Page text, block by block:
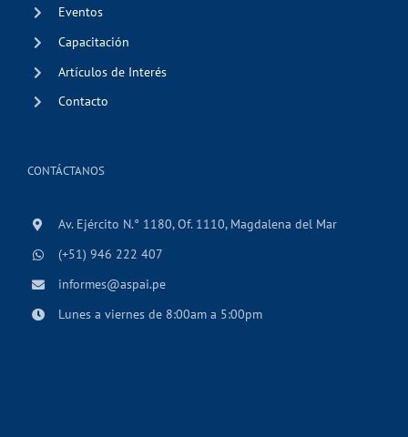
Eventos
Capacitación
Artículos de Interés
Contacto
CONTÁCTANOS
Av. Ejército N.° 1180, Of. 1110, Magdalena del Mar
(+51) 946 222 407
informes@aspai.pe
Lunes a viernes de 8:00am a 5:00pm